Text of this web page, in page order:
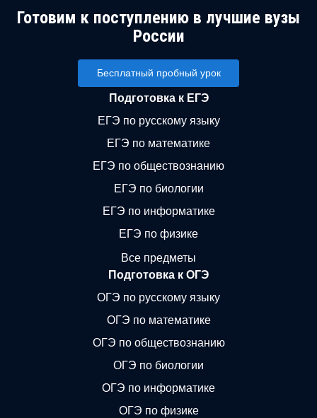
Готовим к поступлению в лучшие вузы
России
Бесплатный пробный урок
Подготовка к ЕГЭ
ЕГЭ по русскому языку
ЕГЭ по математике
ЕГЭ по обществознанию
ЕГЭ по биологии
ЕГЭ по информатике
ЕГЭ по физике
Все предметы
Подготовка к ОГЭ
ОГЭ по русскому языку
ОГЭ по математике
ОГЭ по обществознанию
ОГЭ по биологии
ОГЭ по информатике
ОГЭ по физике